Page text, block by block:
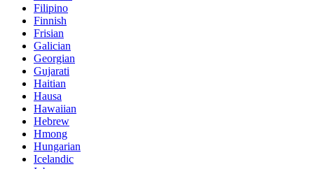
Filipino
Finnish
Frisian
Galician
Georgian
Gujarati
Haitian
Hausa
Hawaiian
Hebrew
Hmong
Hungarian
Icelandic